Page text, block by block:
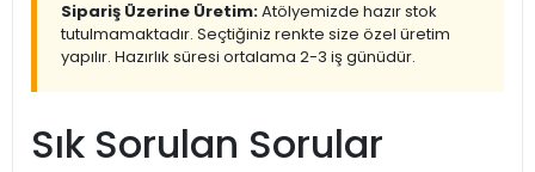
Sipariş Üzerine Üretim:Atölyemizde hazır stok
tutulmamaktadır. Seçtiğiniz renkte size özel üretim
yapılır. Hazırlık süresi ortalama 2-3 iş günüdür.
Sık Sorulan Sorular